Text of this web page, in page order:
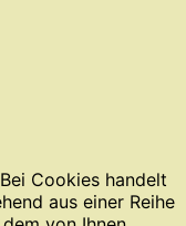
Cookies handelt
aus einer Reihe